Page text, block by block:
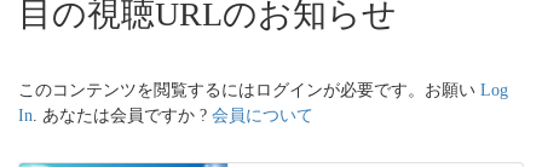
目の視聴URLのお知らせ
このコンテンツを閲覧するにはログインが必要です。お願い Log
In. あなたは会員ですか ? 会員について